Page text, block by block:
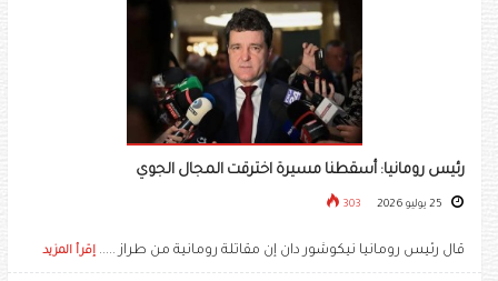
رئيس رومانيا: أسقطنا مسيرة اخترقت المجال الجوي
303
​قال رئيس رومانيا نيكوشور دان إن مقاتلة رومانية من طراز ..... إقرأ المزيد